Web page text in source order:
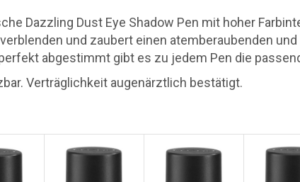
Dazzling Dust Eye Shadow Pen mit hoher
und zaubert einen atemberaubenden
abgestimmt gibt es zu jedem Pen die
Verträglichkeit augenärztlich bestätigt.